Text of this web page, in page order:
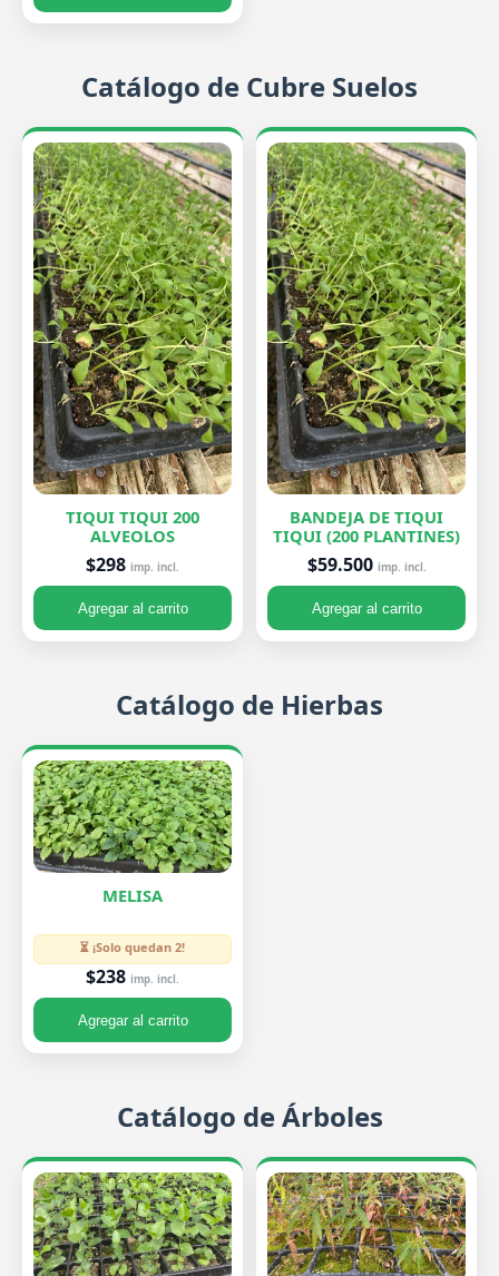
Catálogo de Cubre Suelos
TIQUI TIQUI 200
ALVEOLOS
$298 imp. incl.
Agregar al carrito
BANDEJA DE TIQUI
TIQUI (200 PLANTINES)
$59.500 imp. incl.
Agregar al carrito
Catálogo de Hierbas
MELISA
⏳ ¡Solo quedan 2!
$238 imp. incl.
Agregar al carrito
Catálogo de Árboles